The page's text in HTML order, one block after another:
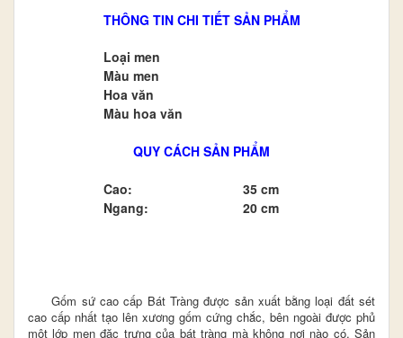
THÔNG TIN CHI TIẾT SẢN PHẨM
Loại men
Màu men
Hoa văn
Màu hoa văn
QUY CÁCH SẢN PHẨM
Cao:
35 cm
Ngang:
20 cm
Gốm sứ cao cấp Bát Tràng được sản xuất bằng loại đất sét
cao cấp nhất tạo lên xương gốm cứng chắc, bên ngoài được phủ
một lớp men đặc trưng của bát tràng mà không nơi nào có. Sản